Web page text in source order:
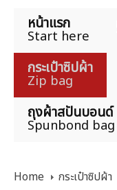
หน้าแรก
Start here
กระเป๋าซิปผ้า
Zip bag
ถุงผ้าสปันบอนด์
Spunbond bag
Home กระเป๋าซิปผ้า